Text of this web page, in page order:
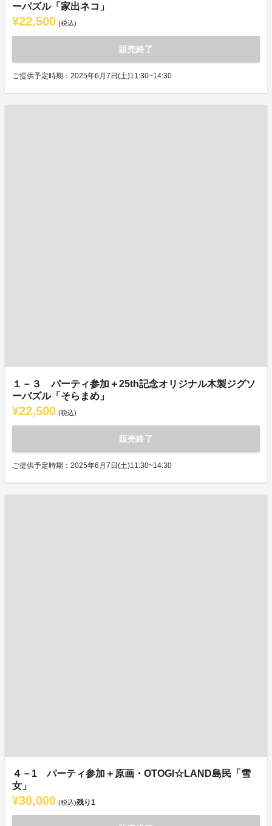
ーパズル「家出ネコ」
¥22,500 (税込)
販売終了
ご提供予定時期：2025年6月7日(土)11:30~14:30
１－３ パーティ参加＋25th記念オリジナル木製ジグソ
ーパズル「そらまめ」
¥22,500 (税込)
販売終了
ご提供予定時期：2025年6月7日(土)11:30~14:30
４－1 パーティ参加＋原画・OTOGI☆LAND島民「雪
女」
¥30,000 (税込)残り1